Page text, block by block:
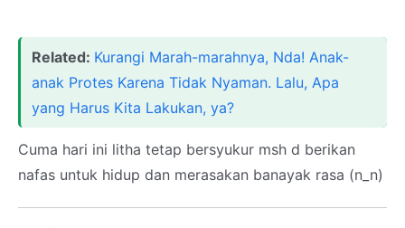
Related: Kurangi Marah-marahnya, Nda! Anak-
anak Protes Karena Tidak Nyaman. Lalu, Apa
yang Harus Kita Lakukan, ya?
Cuma hari ini litha tetap bersyukur msh d berikan
nafas untuk hidup dan merasakan banayak rasa (n_n)